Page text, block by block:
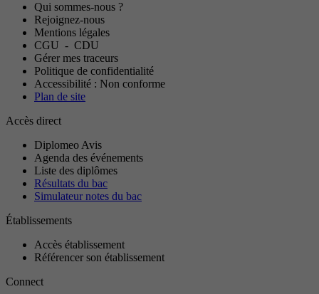
Qui sommes-nous ?
Rejoignez-nous
Mentions légales
CGU - CDU
Gérer mes traceurs
Politique de confidentialité
Accessibilité : Non conforme
Plan de site
Accès direct
Diplomeo Avis
Agenda des événements
Liste des diplômes
Résultats du bac
Simulateur notes du bac
Établissements
Accès établissement
Référencer son établissement
Connect